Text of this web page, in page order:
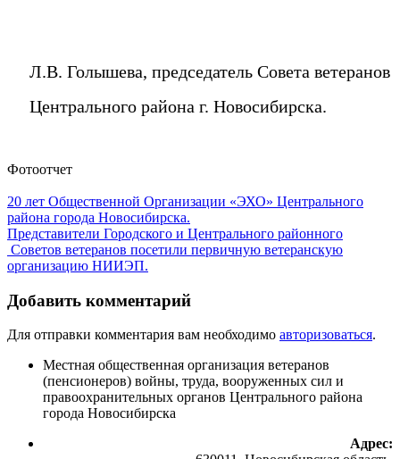
Л.В. Голышева, председатель Совета ветеранов
Центрального района г. Новосибирска.
Фотоотчет
20 лет Общественной Организации «ЭХО» Центрального
района города Новосибирска.
Представители Городского и Центрального районного
Советов ветеранов посетили первичную ветеранскую
организацию НИИЭП.
Добавить комментарий
Для отправки комментария вам необходимо авторизоваться.
Местная общественная организация ветеранов
(пенсионеров) войны, труда, вооруженных сил и
правоохранительных органов Центрального района
города Новосибирска
Адрес: